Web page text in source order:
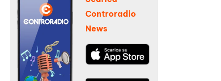
Controradio
News